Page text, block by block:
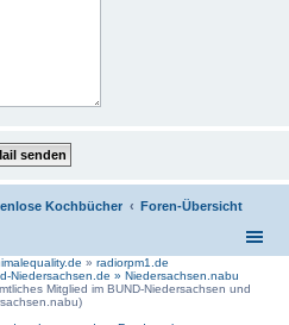
Kochbücher Foren-Übersicht
» radiorpm1.de
Niedersachsen.de » Niedersachsen.nabu
Mitglied im BUND-Niedersachsen und